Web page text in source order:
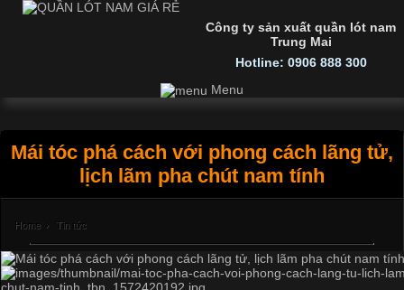
Công ty sản xuất quần lót nam
Trung Mai
Hotline: 0906 888 300
Menu
Mái tóc phá cách với phong cách lãng tử,
lịch lãm pha chút nam tính
Home › Tin tức